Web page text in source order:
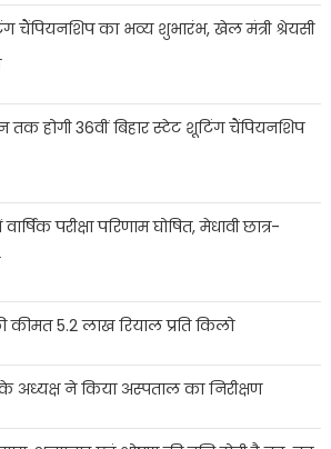
चैंपियनशिप का भव्य शुभारंभ, खेल मंत्री श्रेयसी
तक होगी 36वीं बिहार स्टेट शूटिंग चैंपियनशिप
परीक्षा परिणाम घोषित, मेधावी छात्र-
5.2 लाख रियाल प्रति किलो
अध्यक्ष ने किया अस्पताल का निरीक्षण